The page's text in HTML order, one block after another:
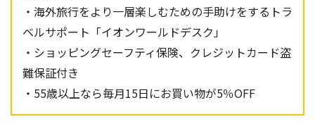
・海外旅行をより一層楽しむための手助けをするトラ
ベルサポート「イオンワールドデスク」
・ショッピングセーフティ保険、クレジットカード盗
難保証付き
・55歳以上なら毎月15日にお買い物が5％OFF